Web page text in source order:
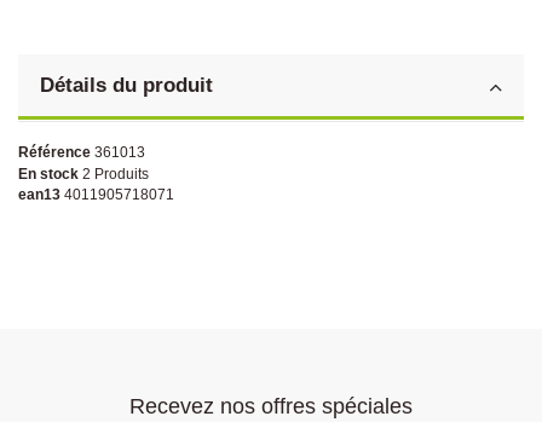
Détails du produit
Référence 361013
En stock 2 Produits
ean13 4011905718071
Recevez nos offres spéciales